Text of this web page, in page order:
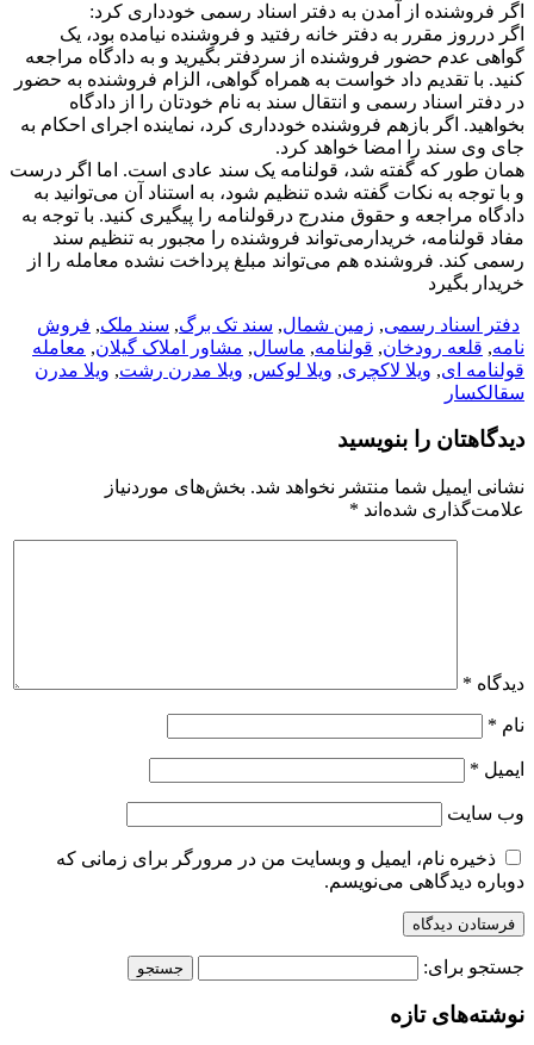
اگر فروشنده از آمدن به دفتر اسناد رسمی خودداری کرد:
اگر درروز مقرر به دفتر خانه رفتید و فروشنده نیامده بود، یک
گواهی عدم حضور فروشنده از سردفتر بگیرید و به دادگاه مراجعه
کنید. با تقدیم داد خواست به همراه گواهی، الزام فروشنده به حضور
در دفتر اسناد رسمی و انتقال سند به نام خودتان را از دادگاه
بخواهید. اگر بازهم فروشنده خودداری کرد، نماینده اجرای احکام به
جای وی سند را امضا خواهد کرد.
همان ‌طور که گفته شد، قولنامه یک سند عادی است. اما اگر درست
و با توجه به نکات گفته شده تنظیم شود، به استناد آن می‌توانید به
دادگاه مراجعه و حقوق مندرج درقولنامه را پیگیری کنید. با توجه به
مفاد قولنامه، خریدارمی‌تواند فروشنده را مجبور به تنظیم سند
رسمی کند. فروشنده هم می‌تواند مبلغ پرداخت نشده معامله را از
خریدار بگیرد
دفتر اسناد رسمی, زمین شمال, سند تک برگ, سند ملک, فروش
نامه, قلعه رودخان, قولنامه, ماسال, مشاور املاک گیلان, معامله
قولنامه ای, ویلا لاکچری, ویلا لوکس, ویلا مدرن رشت, ویلا مدرن
سقالکسار
دیدگاهتان را بنویسید
نشانی ایمیل شما منتشر نخواهد شد. بخش‌های موردنیاز
علامت‌گذاری شده‌اند *
دیدگاه *
نام *
ایمیل *
وب‌ سایت
ذخیره نام، ایمیل و وبسایت من در مرورگر برای زمانی که
دوباره دیدگاهی می‌نویسم.
جستجو برای:
نوشته‌های تازه